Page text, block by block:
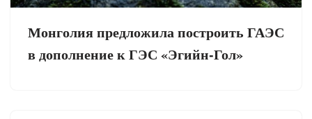
Монголия предложила построить ГАЭС
в дополнение к ГЭС «Эгийн-Гол»